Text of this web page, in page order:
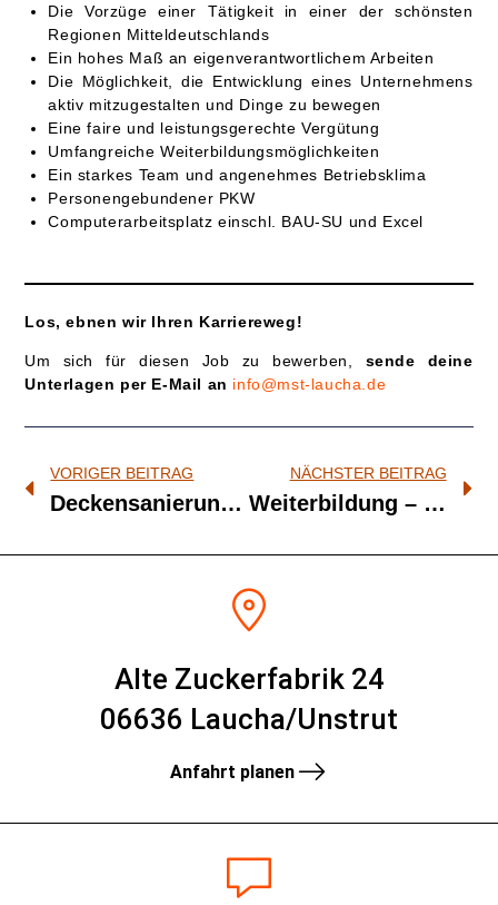
Die Vorzüge einer Tätigkeit in einer der schönsten
Regionen Mitteldeutschlands
Ein hohes Maß an eigenverantwortlichem Arbeiten
Die Möglichkeit, die Entwicklung eines Unternehmens
aktiv mitzugestalten und Dinge zu bewegen
Eine faire und leistungsgerechte Vergütung
Umfangreiche Weiterbildungsmöglichkeiten
Ein starkes Team und angenehmes Betriebsklima
Personengebundener PKW
Computerarbeitsplatz einschl. BAU-SU und Excel
Los, ebnen wir Ihren Karriereweg!
Um sich für diesen Job zu bewerben, sende deine
Unterlagen per E-Mail an info@mst-laucha.de
VORIGER BEITRAG
Deckensanierung K2147 OD Teutschenthal – OD Zscherben
NÄCHSTER BEITRAG
Weiterbildung – Ebenheits- und Schichtdickenmessung
Alte Zuckerfabrik 24
06636 Laucha/Unstrut
Anfahrt planen